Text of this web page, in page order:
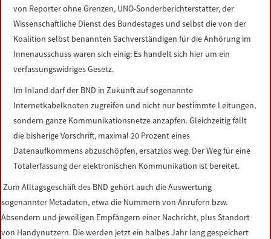
von Reporter ohne Grenzen, UNO-Sonderberichterstatter, der
Wissenschaftliche Dienst des Bundestages und selbst die von der
Koalition selbst benannten Sachverständigen für die Anhörung im
Innenausschuss waren sich einig: Es handelt sich hier um ein
verfassungswidriges Gesetz.
Im Inland darf der BND in Zukunft auf sogenannte
Internetkabelknoten zugreifen und nicht nur bestimmte Leitungen,
sondern ganze Kommunikationsnetze anzapfen. Gleichzeitig fällt
die bisherige Vorschrift, maximal 20 Prozent eines
Datenaufkommens abzuschöpfen, ersatzlos weg. Der Weg für eine
Totalerfassung der elektronischen Kommunikation ist bereitet.
Zum Alltagsgeschäft des BND gehört auch die Auswertung
sogenannter Metadaten, etwa die Nummern von Anrufern bzw.
Absendern und jeweiligen Empfängern einer Nachricht, plus Standort
von Handynutzern. Die werden jetzt ein halbes Jahr lang gespeichert